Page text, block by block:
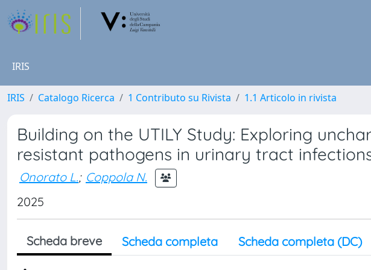
IRIS
IRIS Catalogo Ricerca 1 Contributo su Rivista 1.1 Articolo in rivista
Building on the UTILY Study: Exploring
resistant pathogens in urinary tract
Onorato L.; Coppola N.
2025
Scheda breve Scheda completa Scheda completa (DC)